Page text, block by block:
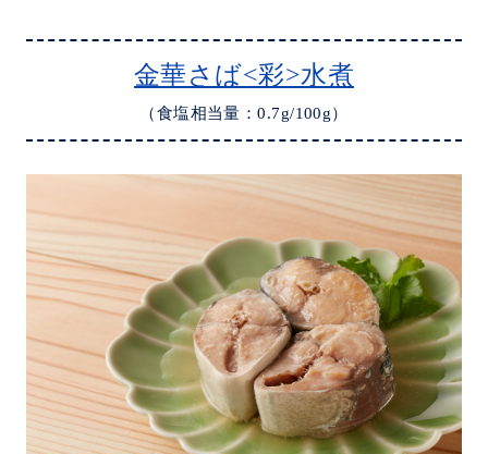
金華さば<彩>水煮
（食塩相当量：0.7g/100g）